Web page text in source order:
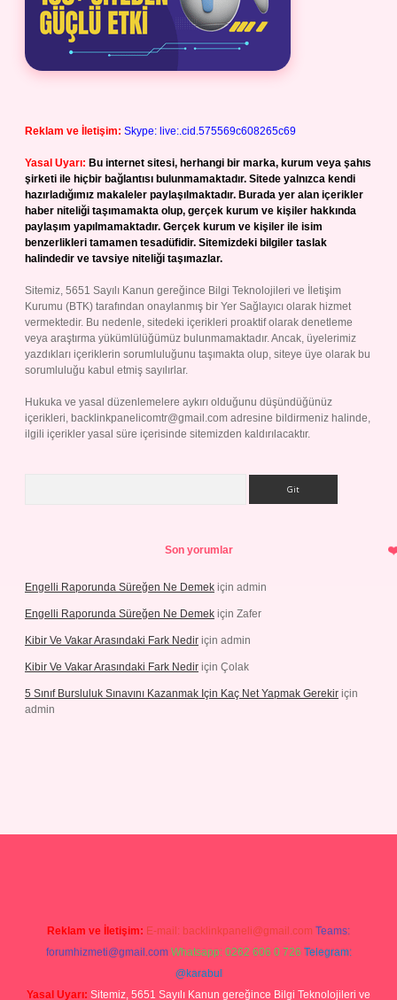
Reklam ve İletişim: Skype: live:.cid.575569c608265c69
Yasal Uyarı: Bu internet sitesi, herhangi bir marka, kurum veya şahıs
şirketi ile hiçbir bağlantısı bulunmamaktadır. Sitede yalnızca kendi
hazırladığımız makaleler paylaşılmaktadır. Burada yer alan içerikler
haber niteliği taşımamakta olup, gerçek kurum ve kişiler hakkında
paylaşım yapılmamaktadır. Gerçek kurum ve kişiler ile isim
benzerlikleri tamamen tesadüfidir. Sitemizdeki bilgiler taslak
halindedir ve tavsiye niteliği taşımazlar.
Sitemiz, 5651 Sayılı Kanun gereğince Bilgi Teknolojileri ve İletişim
Kurumu (BTK) tarafından onaylanmış bir Yer Sağlayıcı olarak hizmet
vermektedir. Bu nedenle, sitedeki içerikleri proaktif olarak denetleme
veya araştırma yükümlülüğümüz bulunmamaktadır. Ancak, üyelerimiz
yazdıkları içeriklerin sorumluluğunu taşımakta olup, siteye üye olarak bu
sorumluluğu kabul etmiş sayılırlar.
Hukuka ve yasal düzenlemelere aykırı olduğunu düşündüğünüz
içerikleri, backlinkpanelicomtr@gmail.com adresine bildirmeniz halinde,
ilgili içerikler yasal süre içerisinde sitemizden kaldırılacaktır.
Son yorumlar
Engelli Raporunda Süreğen Ne Demek için admin
Engelli Raporunda Süreğen Ne Demek için Zafer
Kibir Ve Vakar Arasındaki Fark Nedir için admin
Kibir Ve Vakar Arasındaki Fark Nedir için Çolak
5 Sınıf Bursluluk Sınavını Kazanmak Için Kaç Net Yapmak Gerekir için
admin
Reklam ve İletişim: E-mail: backlinkpaneli@gmail.com Teams:
forumhizmeti@gmail.com Whatsapp: 0262 606 0 726 Telegram:
@karabul
Yasal Uyarı: Sitemiz, 5651 Sayılı Kanun gereğince Bilgi Teknolojileri ve